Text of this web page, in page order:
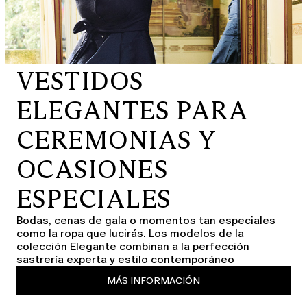
VESTIDOS
ELEGANTES PARA
CEREMONIAS Y
OCASIONES
ESPECIALES
Bodas, cenas de gala o momentos tan especiales
como la ropa que lucirás. Los modelos de la
colección Elegante combinan a la perfección
sastrería experta y estilo contemporáneo
MÁS INFORMACIÓN